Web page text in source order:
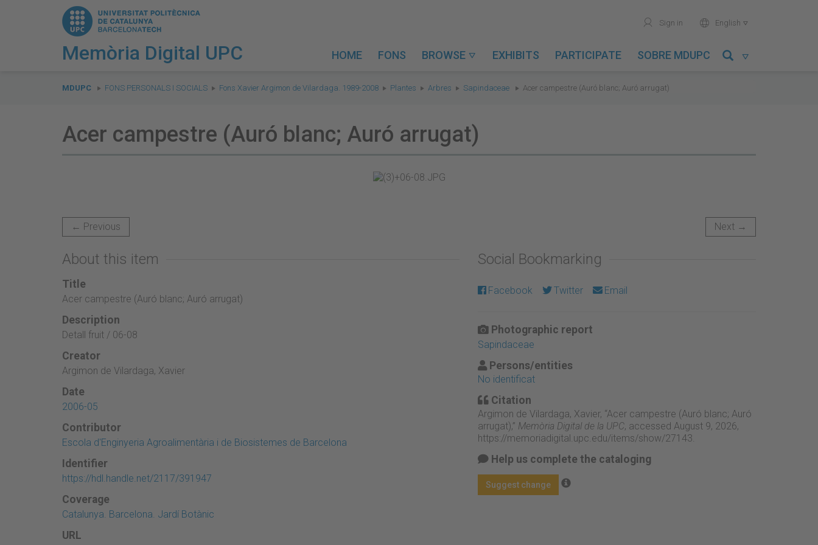
Memòria Digital UPC
user Sign in world English 
HOME FONS BROWSE  EXHIBITS PARTICIPATE SOBRE MDUPC 
are
MDUPC FONS PERSONALS I SOCIALS Fons Xavier Argimon de Vilardaga. 1989-2008 Plantes Arbres Sapindaceae Acer campestre (Auró blanc; Auró arrugat)
Acer campestre (Auró blanc; Auró arrugat)
← Previous Next →
About this item
Title
Acer campestre (Auró blanc; Auró arrugat)
Description
Detall fruit / 06-08
Creator
Argimon de Vilardaga, Xavier
Date
2006-05
Contributor
Escola d'Enginyeria Agroalimentària i de Biosistemes de Barcelona
Identifier
https://hdl.handle.net/2117/391947
Coverage
Catalunya. Barcelona. Jardí Botànic
URL
Social Bookmarking
Facebook Twitter Email
Photographic report
Sapindaceae
Persons/entities
No identificat
Citation
Argimon de Vilardaga, Xavier, “Acer campestre (Auró blanc; Auró
arrugat),” Memòria Digital de la UPC, accessed August 9, 2026,
https://memoriadigital.upc.edu/items/show/27143
Help us complete the cataloging
Suggest change